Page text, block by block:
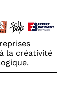
la créativité